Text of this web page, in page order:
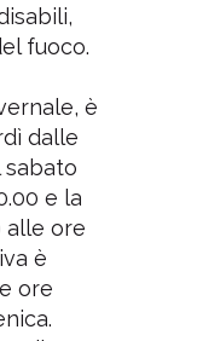
fuoco.
è
dalle
sabato
e la
alle ore
è
ore